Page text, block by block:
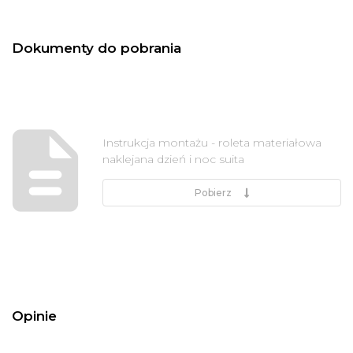
Dokumenty do pobrania
Instrukcja montażu - roleta materiałowa
naklejana dzień i noc suita
Pobierz
Opinie